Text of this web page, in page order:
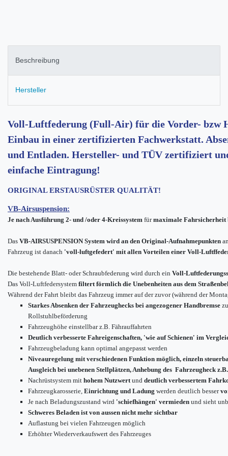
Beschreibung
Hersteller
Voll-Luftfederung (Full-Air) für die Vorder- bzw
Einbau in einer zertifizierten Fachwerkstatt.
und Entladen. Hersteller- und TÜV zertifiziert
einfache Eintragung!
ORIGINAL ERSTAUSRÜSTER QUALITÄT!
VB-Airsuspension:
Je nach Ausführung 2- und /oder 4-Kreissystem fürmaximale Fahrsicherheit
Das VB-AIRSUSPENSION System wird an den Original-Aufnahmepunkten
Fahrzeug ist danach 'voll-luftgefedert' mit allen Vorteilen einer Voll-
Die bestehende Blatt- oder Schraubfederung wird durch ein Voll-
Das Voll-Luftfedersystem filtert förmlich die Unebenheiten aus dem
Während der Fahrt bleibt das Fahrzeug immer auf der zuvor (während der
Starkes Absenken der Fahrzeughecks bei angezogener Handbremse
Rollstuhlbeförderung
Fahrzeughöhe einstellbar z.B. Fährauffahrten
Deutlich verbesserte Fahreigenschaften, 'wie auf Schienen' im
Fahrzeugbeladung kann optimal angepasst werden
Niveauregelung mit verschiedenen Funktion möglich, einzeln
Ausgleich bei unebenen Stellplätzen, Anhebung des Fahrzeugheck
Nachrüstsystem mit hohem Nutzwert und deutlich verbessertem
Fahrzeugkarosserie, Einrichtung und Ladung werden deutlich besser
Je nach Beladungszustand wird 'schiefhängen' vermieden und sieht
Schweres Beladen ist von aussen nicht mehr sichtbar
Auflastung bei vielen Fahrzeugen möglich
Erhöhter Wiederverkaufswert des Fahrzeuges